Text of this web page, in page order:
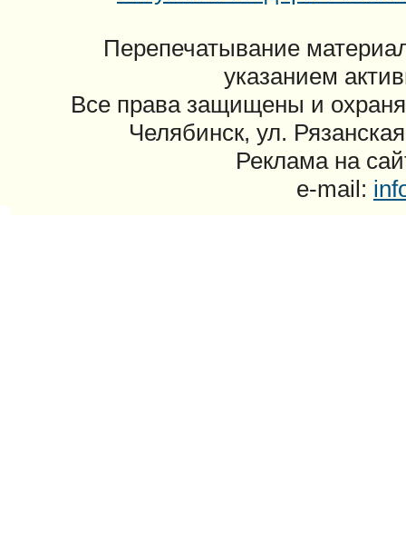
Перепечатывание
указанием
Все права защищены и
Челябинск, ул.
Реклама на
e-mail: